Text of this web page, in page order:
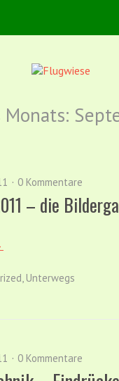
0 Kommentare
– die
, Unterwegs
0 Kommentare